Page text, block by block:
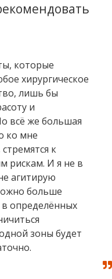
которые
хирургическое
лишь бы
и
всё же большая
ко мне
к
рискам. И я не в
агитирую
больше
определённых
зоны будет